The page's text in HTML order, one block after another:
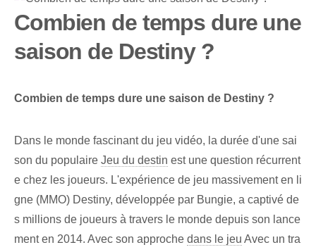
Combien de temps dure une
saison de Destiny ?
Combien de temps dure une saison de Destiny ?
Dans le monde fascinant du jeu vidéo, la durée d'une sai
son du populaire Jeu du destin est une question récurrent
e chez les joueurs. L'expérience de jeu massivement en li
gne (MMO) Destiny, développée par Bungie, a captivé de
s millions de joueurs à travers le monde depuis son lance
ment en 2014. Avec son approche dans le jeu Avec un tra